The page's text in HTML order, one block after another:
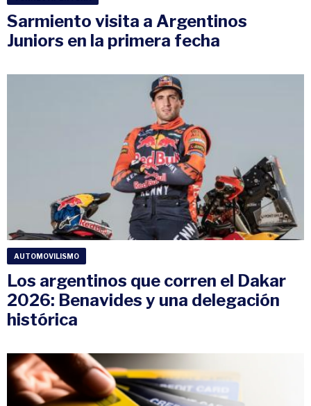
Sarmiento visita a Argentinos
Juniors en la primera fecha
AUTOMOVILISMO
Los argentinos que corren el Dakar
2026: Benavides y una delegación
histórica